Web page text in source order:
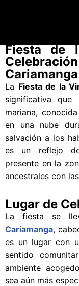
contenido
Fiesta de
Cariamanga
La Fiesta de la
significativa que
mariana,
en una nube
salvación a los
es un reflejo
presente en la
ancestrales con
Lugar de
La fiesta se
Cariamanga,
es un lugar con
sentido
ambiente
sea aún más